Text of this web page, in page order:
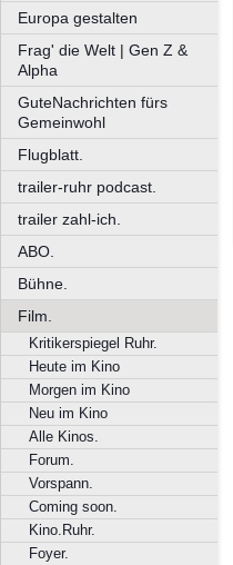
Europa gestalten
Frag' die Welt | Gen Z &
Alpha
GuteNachrichten fürs
Gemeinwohl
Flugblatt.
trailer-ruhr podcast.
trailer zahl-ich.
ABO.
Bühne.
Film.
Kritikerspiegel Ruhr.
Heute im Kino
Morgen im Kino
Neu im Kino
Alle Kinos.
Forum.
Vorspann.
Coming soon.
Kino.Ruhr.
Foyer.